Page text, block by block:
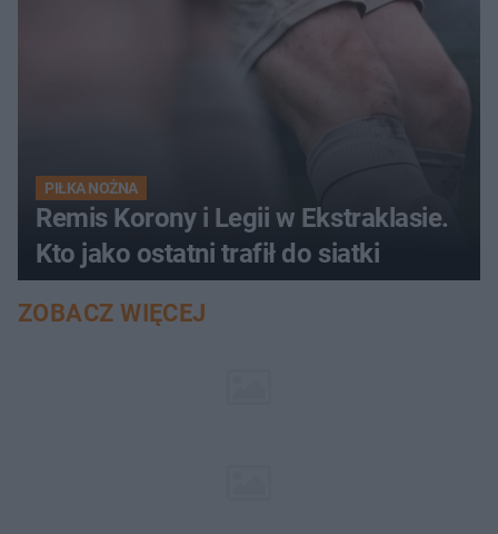
PIŁKA NOŻNA
Remis Korony i Legii w Ekstraklasie.
Kto jako ostatni trafił do siatki
ZOBACZ WIĘCEJ